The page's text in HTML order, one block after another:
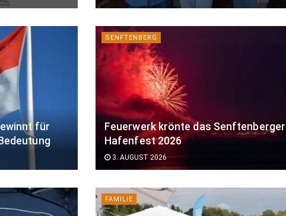
für
SENFTENBERG
Feuerwerk krönte das Senftenberger
Hafenfest 2026
3. AUGUST 2026
FAMILIE